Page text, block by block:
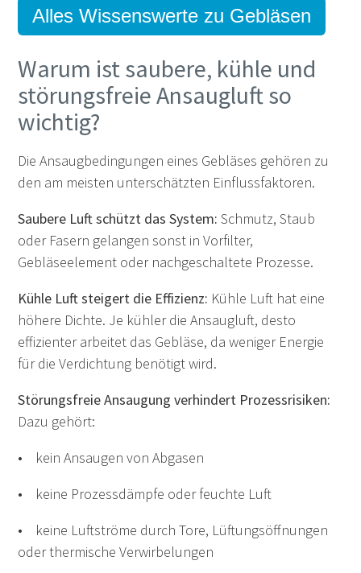
Alles Wissenswerte zu Gebläsen
Warum ist saubere, kühle und
störungsfreie Ansaugluft so
wichtig?
Die Ansaugbedingungen eines Gebläses gehören zu
den am meisten unterschätzten Einflussfaktoren.
Saubere Luft schützt das System: Schmutz, Staub
oder Fasern gelangen sonst in Vorfilter,
Gebläseelement oder nachgeschaltete Prozesse.
Kühle Luft steigert die Effizienz: Kühle Luft hat eine
höhere Dichte. Je kühler die Ansaugluft, desto
effizienter arbeitet das Gebläse, da weniger Energie
für die Verdichtung benötigt wird.
Störungsfreie Ansaugung verhindert Prozessrisiken:
Dazu gehört:
• kein Ansaugen von Abgasen
• keine Prozessdämpfe oder feuchte Luft
• keine Luftströme durch Tore, Lüftungsöffnungen
oder thermische Verwirbelungen